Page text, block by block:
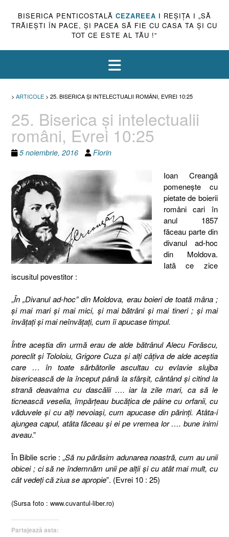
BISERICA PENTICOSTALĂ CEZAREEA I REŞIŢA I „SĂ
TRĂIEŞTI ÎN PACE, ŞI PACEA SĂ FIE CU CASA TA ŞI CU
TOT CE ESTE AL TĂU !”
> ARTICOLE > 25. BISERICA ŞI INTELECTUALII ROMÂNI, EVREI 10:25
25. Biserica şi intelectualii
români, Evrei 10:25
5 noiembrie, 2016 Florin
Ioan Creangă
pomeneşte cu
pietate de boierii
români cari în
anul 1857
făceau parte din
divanul ad-hoc
din Moldova.
Iată ce zice
iscusitul povestitor :
„În „Divanul ad-hoc” din Moldova, erau boieri de toată mâna ;
şi mai mari şi mai mici, şi mai bătrâni şi mai tineri ; şi mai
învăţaţi şi mai neînvăţaţi, cum îi apucase timpul.
Între aceştia din urmă erau de alde bătrânul Alecu Forăscu,
poreclit şi Tololoiu, Grigore Cuza şi alţi câţiva de alde aceştia
care … în toate sărbătorile ascultau cu evlavie slujba
bisericească de la început până la sfârşit, cântând şi citind la
strană deavalma cu dascălii …. iar la zile mari, ca să le
ticnească veselia, împărţeau bucăţica de pâine cu orfanii, cu
văduvele şi cu alţi nevoiaşi, cum apucase din părinţi. Atâta-i
ajungea capul, atâta făceau şi ei pe vremea lor …. bune inimi
aveau.”
În Biblie scrie : „Să nu părăsim adunarea noastră, cum au unii
obicei ; ci să ne îndemnăm unii pe alţii şi cu atât mai mult, cu
cât vedeţi că ziua se apropie”. (Evrei 10 : 25)
(Sursa foto : www.cuvantul-liber.ro)
Partajează asta: